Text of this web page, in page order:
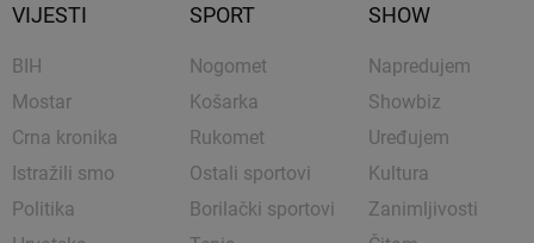
VIJESTI
BIH
Mostar
Crna kronika
Istražili smo
Politika
SPORT
Nogomet
Košarka
Rukomet
Ostali sportovi
Borilački sportovi
SHOW
Napredujem
Showbiz
Uređujem
Kultura
Zanimljivosti